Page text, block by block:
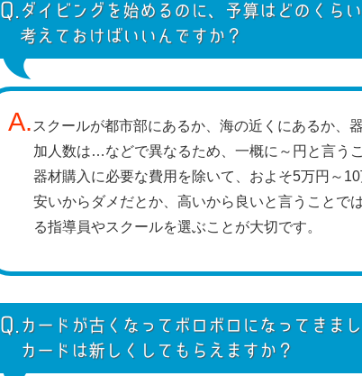
Q. ダイビングを始めるのに、予算はどのくら
考えておけばいいんですか？
A. スクールが都市部にあるか、海の近くにあるか、
加人数は…などで異なるため、一概に～円と言う
器材購入に必要な費用を除いて、およそ5万円～10
安いからダメだとか、高いから良いと言うことで
る指導員やスクールを選ぶことが大切です。
Q. カードが古くなってボロボロになってきまし
カードは新しくしてもらえますか？